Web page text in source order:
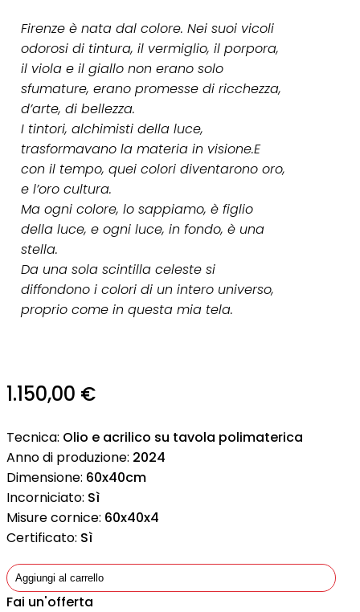
Firenze è nata dal colore. Nei suoi vicoli
odorosi di tintura, il vermiglio, il porpora,
il viola e il giallo non erano solo
sfumature, erano promesse di ricchezza,
d’arte, di bellezza.
I tintori, alchimisti della luce,
trasformavano la materia in visione.E
con il tempo, quei colori diventarono oro,
e l’oro cultura.
Ma ogni colore, lo sappiamo, è figlio
della luce, e ogni luce, in fondo, è una
stella.
Da una sola scintilla celeste si
diffondono i colori di un intero universo,
proprio come in questa mia tela.
1.150,00 €
Tecnica: Olio e acrilico su tavola polimaterica
Anno di produzione: 2024
Dimensione: 60x40cm
Incorniciato: Sì
Misure cornice: 60x40x4
Certificato: Sì
Aggiungi al carrello
Fai un'offerta